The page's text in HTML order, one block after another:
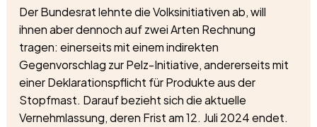
Der Bundesrat lehnte die Volksinitiativen ab, will
ihnen aber dennoch auf zwei Arten Rechnung
tragen: einerseits mit einem indirekten
Gegenvorschlag zur Pelz-Initiative, andererseits mit
einer Deklarationspflicht für Produkte aus der
Stopfmast. Darauf bezieht sich die aktuelle
Vernehmlassung, deren Frist am 12. Juli 2024 endet.